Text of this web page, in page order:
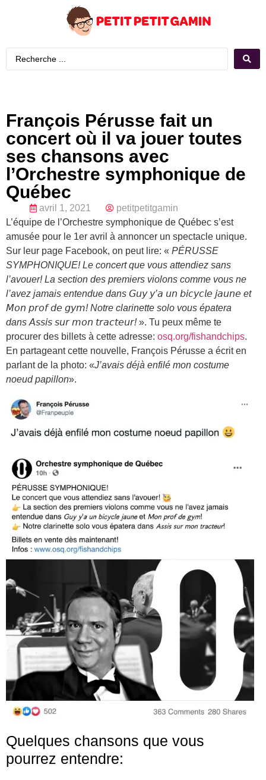
François Pérusse fait un
concert où il va jouer toutes
ses chansons avec
l’Orchestre symphonique de
Québec
avril 1, 2021
petitpetitgamin
L’équipe de l’Orchestre symphonique de Québec s’est
amusée pour le 1er avril à annoncer un spectacle unique.
Sur leur page Facebook, on peut lire: « PÉRUSSE
SYMPHONIQUE! Le concert que vous attendiez sans
l’avouer! La section des premiers violons comme vous ne
l’avez jamais entendue dans 𝘎𝘶𝘺 𝘺’𝘢 𝘶𝘯 𝘣𝘪𝘤𝘺𝘤𝘭𝘦 𝘫𝘢𝘶𝘯𝘦 et
𝘔𝘰𝘯 𝘱𝘳𝘰𝘧 𝘥𝘦 𝘨𝘺𝘮! Notre clarinette solo vous épatera
dans 𝘈𝘴𝘴𝘪𝘴 𝘴𝘶𝘳 𝘮𝘰𝘯 𝘵𝘳𝘢𝘤𝘵𝘦𝘶𝘳!». Tu peux même te
procurer des billets à cette adresse: osq.org/fishandchips.
En partageant cette nouvelle, François Pérusse a écrit en
parlant de la photo: «J’avais déjà enfilé mon costume
noeud papillon».
Quelques chansons que vous
pourrez entendre: